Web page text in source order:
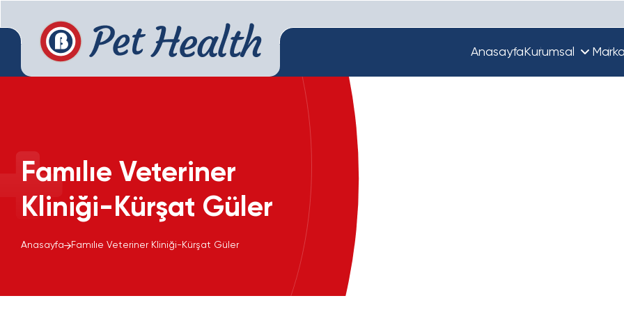
Anasayfa Kurumsal
Famılıe Veteriner
Kliniği-Kürşat Güler
Anasayfa Famılıe Veteriner Kliniği-Kürşat Güler